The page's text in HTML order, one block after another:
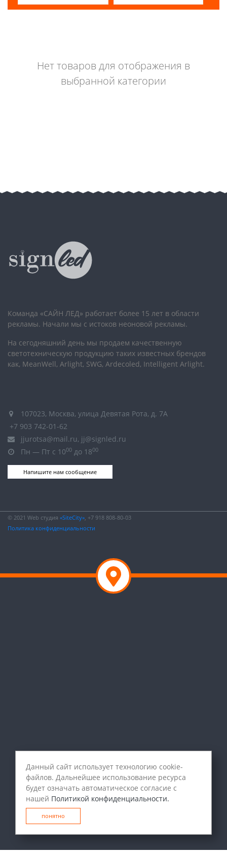
Нет товаров для отображения в
выбранной категории
Команда «САЙН ЛЕД» работает более 15 лет в области
рекламы. Начали мы с истоков неоновой рекламы.
На сегодняшний день мы продаем качественную
светотехническую продукцию таких известных брендов
как, MeanWell, Arlight, SWG, Ardecoled, Intelligent Arlight.
107023, Москва, улица Девятая Рота, д. 7А
+7 903 742-01-62
jjurotsa@mail.ru, jj@signled.ru
Пн — Пт с 1000 до 1800
Напишите нам сообщение
© 2021 Web студия «SiteCity», +7 918 808-80-03
Политика конфиденциальности
Данный сайт использует технологию cookie-
файлов. Дальнейшее использование ресурса
будет означать автоматическое согласие с
нашей Политикой конфиденциальности.
понятно